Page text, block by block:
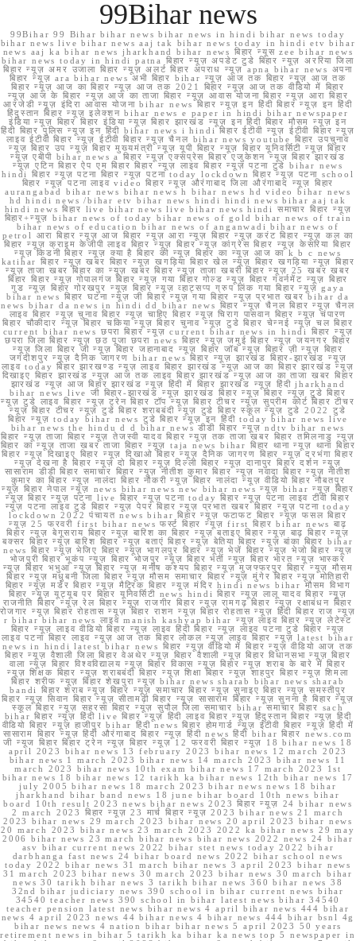
99Bihar news
99Bihar 99 Bihar bihar news bihar news in hindi bihar news today
bihar news live bihar news aaj tak bihar news today in hindi etv bihar
news aaj ka bihar news jharkhand bihar news बिहार न्यूस zee bihar news
bihar news today in hindi patna बिहार न्यूज़ अपडेट टुडे बिहार न्यूज़ अररिया जिला
बिहार न्यूज़ अमर उजाला बिहार न्यूज़ अलर्ट बिहार अपराध न्यूज़ apna bihar news अपना
बिहार न्यूज़ ara bihar news अभी बिहार bihar न्यूज़ आज तक बिहार न्यूज़ आज तक
बिहार न्यूज़ आज का बिहार न्यूज़ आज तक 2021 बिहार न्यूज़ आज तक वीडियो में बिहार
न्यूज़ आज के बिहार न्यूज़ आज का ताजा बिहार न्यूज़ आवास योजना बिहार न्यूज़ आरा बिहार
आरजेडी न्यूज़ इंदिरा आवास योजना bihar news बिहार न्यूज़ इन हिंदी बिहार न्यूज़ इन हिंदी
हिंदुस्तान बिहार न्यूज़ इलेक्शन bihar news e paper in hindi bihar newspaper
इंडिया न्यूज़ बिहार बिहार इंडिया न्यूज़ बिहार झारखंड न्यूज़ इन हिंदी बिहार मौसम न्यूज़ इन
हिंदी बिहार पुलिस न्यूज़ इन हिंदी bihar news i hindi बिहार ईटीवी न्यूज़ ईटीवी बिहार न्यूज़
लाइव ईटीवी बिहार न्यूज़ ईटीवी बिहार न्यूज़ चैनल bihar news youtube बिहार उपचुनाव
न्यूज़ बिहार उप न्यूज़ बिहार मुख्यमंत्री न्यूज़ यूपी बिहार न्यूज़ बिहार यूनिवर्सिटी न्यूज़ बिहार
न्यूज़ एबीपी bihar news a बिहार न्यूज़ एक्सप्रेस बिहार एजुकेशन न्यूज़ बिहार झारखंड
न्यूज़ एटिन बिहार ऐप एम बिहार बिहार न्यूज़ लाइव बिहार न्यूज़ पटना टुडे bihar news
hindi बिहार न्यूज़ पटना बिहार न्यूज़ पटना today lockdown बिहार न्यूज़ पटना school
बिहार न्यूज़ पटना लाइव video बिहार न्यूज़ औरंगाबाद जिला औरंगाबाद न्यूज़ बिहार
aurangabad bihar news bihar news h bihar news hd video bihar news
hd hindi news /bihar etv bihar news hindi hindi news bihar aaj tak
hindi news बिहार live bihar news live bihar news hindi समाचार बिहार न्यूज़
बिहार+न्यूज़ bihar news of today bihar news of gold bihar news of train
bihar news of education bihar news of anganwadi bihar news of
petrol आरा बिहार न्यूज़ आज बिहार न्यूज़ आरा न्यूज़ बिहार न्यूज़ करंट बिहार न्यूज़ कल का
बिहार न्यूज़ क्राइम केजीपी लाइव बिहार न्यूज़ बिहार न्यूज़ कांग्रेस बिहार न्यूज़ केसरिया बिहार
न्यूज़ किडनी बिहार न्यूज़ क्या है बिहार की न्यूज़ बिहार का न्यूज़ आज का k b c news
katihar बिहार न्यूज़ खबर बिहार न्यूज़ खगड़िया बिहार खेल न्यूज़ बिहार खगड़िया न्यूज़ बिहार
न्यूज़ ताजा खबर बिहार का न्यूज़ खबर बिहार न्यूज़ ताजा खबरी बिहार न्यूज़ 25 खबर खबर
बिहार बिहार न्यूज़ गोपालगंज बिहार न्यूज़ गया बिहार गोल्ड न्यूज़ बिहार गवर्नमेंट न्यूज़ बिहार
गुड न्यूज़ बिहार गोरखपुर न्यूज़ बिहार न्यूज़ व्हाट्सप्प ग्रुप लिंक गया बिहार न्यूज़ gaya
bihar news बिहार घटना न्यूज़ जी बिहार न्यूज़ गया बिहार न्यूज़ प्रभात खबर bihar da
news bihar da news in hindi dd bihar news बिहार न्यूज़ चैनल बिहार न्यूज़ चैनल
लाइव बिहार न्यूज़ चुनाव बिहार न्यूज़ चाहिए बिहार न्यूज़ चिराग पासवान बिहार न्यूज़ चंपारण
बिहार चौकीदार न्यूज़ बिहार चकिया न्यूज़ बिहार चुनाव न्यूज़ टुडे बिहार चेन्नई न्यूज़ चल बिहार
current bihar news छपरा बिहार न्यूज़ current bihar news in hindi बिहार न्यूज़
छपरा जिला बिहार न्यूज़ छठ पूजा छपरा news बिहार न्यूज़ जमुई बिहार न्यूज़ जयनगर बिहार
न्यूज़ जिला बिहार जी न्यूज़ बिहार जहानाबाद न्यूज़ बिहार जॉब न्यूज़ बिहार ज़ी न्यूज़ बिहार
जगदीशपुर न्यूज़ दैनिक जागरण bihar news बिहार न्यूज़ झारखंड बिहार-झारखंड न्यूज़
लाइव today बिहार झारखण्ड न्यूज़ लाइव बिहार झारखंड न्यूज़ आज का बिहार झारखंड न्यूज़
दिखाइए बिहार झारखंड न्यूज़ आज तक लाइव बिहार झारखंड न्यूज़ आज का ताजा खबर बिहार
झारखंड न्यूज़ आज बिहार झारखंड न्यूज़ हिंदी में बिहार झारखंड न्यूज़ हिंदी jharkhand
bihar news live जी बिहार-झारखंड न्यूज़ झारखंड बिहार न्यूज़ बिहार न्यूज़ टुडे बिहार
न्यूज़ टुडे लाइव बिहार न्यूज़ ट्रेन बिहार टॉप न्यूज़ बिहार टीचर न्यूज़ सुप्रीम कोर्ट बिहार टीचर
न्यूज़ बिहार टीचर न्यूज़ टुडे बिहार शराबबंदी न्यूज़ टुडे बिहार स्कूल न्यूज़ टुडे 2022 टुडे
बिहार न्यूज़ today bihar news टुडे बिहार न्यूज़ इन हिंदी today bihar news live
bihar news the hindu d d bihar news डीडी बिहार न्यूज़ ndtv bihar news
बिहार न्यूज़ ताजा बिहार न्यूज़ तेजस्वी यादव बिहार न्यूज़ तक ताजा खबर बिहार तमिलनाडु न्यूज़
बिहार का न्यूज़ ताजा खबर ताजा बिहार न्यूज़ taja news bihar बिहार थाना न्यूज़ थाना बिहार
बिहार न्यूज़ दिखाइए बिहार न्यूज़ दिखाओ बिहार न्यूज़ दैनिक जागरण बिहार न्यूज़ दरभंगा बिहार
न्यूज़ देखना है बिहार न्यूज़ दो बिहार न्यूज़ दिल्ली बिहार न्यूज़ दानापुर बिहार दर्शन न्यूज़
सासाराम डीडी बिहार समाचार बिहार न्यूज़ नीतीश कुमार बिहार न्यूज़ नवादा बिहार न्यूज़ नीतीश
कुमार का बिहार न्यूज़ नालंदा बिहार नौकरी न्यूज़ बिहार नालंदा न्यूज़ वीडियो बिहार नौबतपुर
न्यूज़ बिहार नेपाल न्यूज़ news bihar news new bihar news न्यूज़ bihar न्यूज़ बिहार
न्यूज़ बिहार न्यूज़ पटना live बिहार न्यूज़ पटना today बिहार न्यूज़ पटना लाइव टीवी बिहार
न्यूज़ पटना लाइव टुडे बिहार न्यूज़ पेपर बिहार न्यूज़ प्रभात खबर बिहार न्यूज़ पटना today
lockdown 2022 पंचायत news bihar बिहार न्यूज़ फटाफट बिहार न्यूज़ फसल बिहार
न्यूज़ 25 फरवरी first bihar news फर्स्ट बिहार न्यूज़ first बिहार bihar news बाढ़
बिहार न्यूज़ बेगूसराय बिहार न्यूज़ बारिश का बिहार न्यूज़ बताइए बिहार न्यूज़ बाढ़ बिहार न्यूज़
बक्सर बिहार न्यूज़ बारिश बिहार न्यूज़ बताएं बिहार न्यूज़ बेतिया बिहार न्यूज़ बांका बिहार bihar
news बिहार न्यूज़ भेजिए बिहार न्यूज़ भागलपुर बिहार न्यूज़ भेजें बिहार न्यूज़ भेजो बिहार न्यूज़
भोजपुरी बिहार भूकंप न्यूज़ बिहार भोजपुर न्यूज़ बिहार भर्ती न्यूज़ बिहार भारत न्यूज़ भास्कर
न्यूज़ बिहार भभुआ न्यूज़ बिहार न्यूज़ मनीष कश्यप बिहार न्यूज़ मुजफ्फरपुर बिहार न्यूज़ मौसम
बिहार न्यूज़ मधुबनी जिला बिहार न्यूज़ मौसम समाचार बिहार न्यूज़ मुंगेर बिहार न्यूज़ मोतिहारी
बिहार न्यूज़ मर्डर बिहार न्यूज़ मैट्रिक बिहार न्यूज़ मंदिर hindi news bihar मौसम विभाग
बिहार न्यूज़ यूट्यूब पर बिहार यूनिवर्सिटी news hindi बिहार न्यूज़ लालू यादव बिहार न्यूज़
राजनीति बिहार न्यूज़ रेल बिहार न्यूज़ राजगीर बिहार न्यूज़ रामगढ़ बिहार न्यूज़ रक्षाबंधन बिहार
रोजगार न्यूज़ बिहार रोहतास न्यूज़ बिहार राशन न्यूज़ बिहार रोहतास न्यूज़ हिंदी बिहार राज न्यूज़
r bihar bihar news लाइव manish kashyap bihar न्यूज़ लाइव बिहार न्यूज़ लेटेस्ट
बिहार न्यूज़ लाइव वीडियो बिहार न्यूज़ लाइव हिंदी बिहार न्यूज़ लाइव पटना टुडे बिहार न्यूज़
लाइव पटना बिहार लाइव न्यूज़ आज तक बिहार लोकल न्यूज़ लाइव बिहार न्यूज़ latest bihar
news in hindi latest bihar news बिहार न्यूज़ वीडियो में बिहार न्यूज़ वीडियो आज तक
बिहार न्यूज़ वैशाली जिला बिहार वेअथेर न्यूज़ बिहार वैशाली न्यूज़ बिहार विधानसभा न्यूज़ बिहार
वाला न्यूज़ बिहार विश्वविद्यालय न्यूज़ बिहार विकास न्यूज़ बिहार न्यूज़ शराब के बारे में बिहार
न्यूज़ शिक्षक बिहार न्यूज़ शराबबंदी बिहार न्यूज़ शिक्षा बिहार न्यूज़ शाहपुर बिहार न्यूज़ शिमला
बिहार शरीफ न्यूज़ बिहार शेखपुरा न्यूज़ bihar news sharab bihar news sharab
bandi बिहार शराब न्यूज़ बिहार न्यूज़ समाचार बिहार न्यूज़ सुनाइए बिहार न्यूज़ समस्तीपुर
बिहार न्यूज़ सिवान बिहार न्यूज़ सीतामढ़ी बिहार न्यूज़ सासाराम बिहार न्यूज़ सुनना है बिहार न्यूज़
स्कूल बिहार न्यूज़ सहरसा बिहार न्यूज़ सुपौल जिला समाचार bihar समाचार बिहार sach
bihar बिहार न्यूज़ हिंदी live बिहार न्यूज़ हिंदी लाइव बिहार न्यूज़ हिंदुस्तान बिहार न्यूज़ हिंदी
वीडियो बिहार न्यूज़ हाजीपुर bihar हिंदी news बिहार होमगार्ड न्यूज़ ईटीवी बिहार न्यूज़ हिंदी में
सासाराम बिहार न्यूज़ हिंदी औरंगाबाद बिहार न्यूज़ हिंदी news हिंदी bihar बिहार news.com
जी न्यूज बिहार बिहार ट्रेन न्यूज़ बिहार न्यूज़ 12 फरवरी बिहार न्यूज़ 18 bihar news 18
april 2023 bihar news 13 february 2023 bihar news 12 march 2023
bihar news 1 march 2023 bihar news 14 march 2023 bihar news 11
march 2023 bihar news 10th exam bihar news 17 march 2023 1st
bihar news 18 bihar news 12 tarikh ka bihar news 12th bihar news 17
july 2005 bihar news 18 march 2023 bihar news news 18 bihar
jharkhand bihar band news 18 june bihar board 10th news bihar
board 10th result 2023 news bihar news 2023 बिहार न्यूज़ 24 bihar news
2 march 2023 बिहार न्यूज़ 23 मार्च बिहार न्यूज़ 2023 bihar news 21 march
2023 bihar news 29 march 2023 bihar news 20 april 2023 bihar news
20 march 2023 bihar news 23 march 2023 2022 ka bihar news 29 may
2006 bihar news 23 march bihar news bihar news 2022 news 24 bihar
asv bihar current news 2022 bihar stet news today 2022 bihar
darbhanga fast news 24 bihar board news 2022 bihar school news
today 2022 bihar news 31 march bihar news 3 april 2023 bihar news
31 march 2023 bihar news 30 march 2023 bihar news 30 march bihar
news 30 tarikh bihar news 3 tarikh bihar news 360 bihar news 38
32nd bihar judiciary news 390 school in bihar current news bihar
34540 teacher news 390 school in bihar latest news bihar 34540
teacher pension latest news bihar news 4 april bihar news 444 bihar
news 4 april 2023 news 44 bihar news 4 bihar news 444 bihar bsnl 4g
bihar news news 4 nation bihar bihar news 5 april 2023 50 years
retirement news in bihar 5 tarikh ka bihar ka news top 5 newspaper in